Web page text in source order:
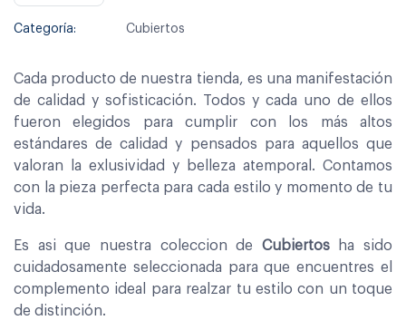
Categoría: Cubiertos
Cada producto de nuestra tienda, es una manifestación
de calidad y sofisticación. Todos y cada uno de ellos
fueron elegidos para cumplir con los más altos
estándares de calidad y pensados para aquellos que
valoran la exlusividad y belleza atemporal. Contamos
con la pieza perfecta para cada estilo y momento de tu
vida.
Es asi que nuestra coleccion de Cubiertosha sido
cuidadosamente seleccionada para que encuentres el
complemento ideal para realzar tu estilo con un toque
de distinción.